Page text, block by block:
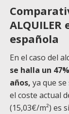
española
En el caso del
se halla un
años, ya que
el coste actual
(15,03€/m²) es